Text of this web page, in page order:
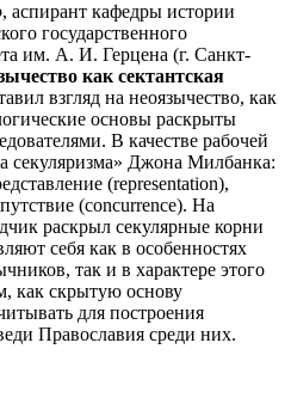
, аспирант кафедры истории
государственного
им. А. И. Герцена (г. Санкт-
как сектантская
взгляд на неоязычество, как
основы раскрыты
В качестве рабочей
секуляризма» Джона Милбанка:
(representation),
(concurrence). На
раскрыл секулярные корни
себя как в особенностях
так и в характере этого
как скрытую основу
для построения
Православия среди них.